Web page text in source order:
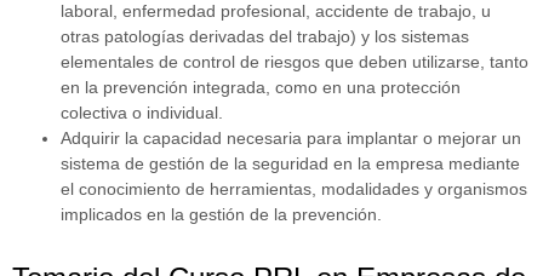
laboral, enfermedad profesional, accidente de trabajo, u
otras patologías derivadas del trabajo) y los sistemas
elementales de control de riesgos que deben utilizarse, tanto
en la prevención integrada, como en una protección
colectiva o individual.
Adquirir la capacidad necesaria para implantar o mejorar un
sistema de gestión de la seguridad en la empresa mediante
el conocimiento de herramientas, modalidades y organismos
implicados en la gestión de la prevención.